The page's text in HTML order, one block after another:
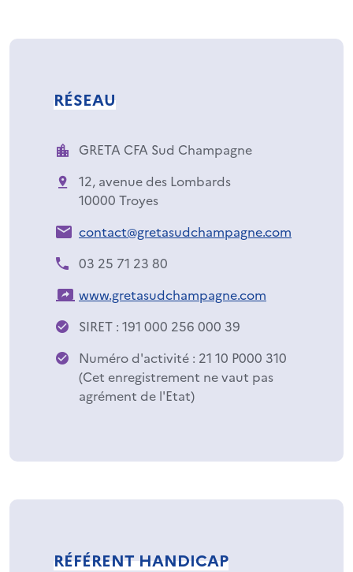
RÉSEAU
GRETA CFA Sud Champagne
12, avenue des Lombards
10000 Troyes
contact@gretasudchampagne.com
03 25 71 23 80
www.gretasudchampagne.com
SIRET : 191 000 256 000 39
Numéro d'activité : 21 10 P000 310
(Cet enregistrement ne vaut pas
agrément de l'Etat)
RÉFÉRENT HANDICAP